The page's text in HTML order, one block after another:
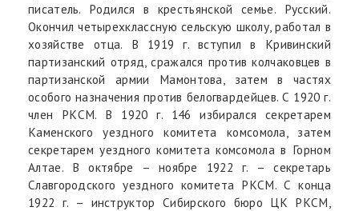
писатель. Родился в крестьянской семье. Русский.
Окончил четырехклассную сельскую школу, работал в
хозяйстве отца. В 1919 г. вступил в Кривинский
партизанский отряд, сражался против колчаковцев в
партизанской армии Мамонтова, затем в частях
особого назначения против белогвардейцев. С 1920 г.
член РКСМ. В 1920 г. 146 избирался секретарем
Каменского уездного комитета комсомола, затем
секретарем уездного комитета комсомола в Горном
Алтае. В октябре – ноябре 1922 г. – секретарь
Славгородского уездного комитета РКСМ. С конца
1922 г. – инструктор Сибирского бюро ЦК РКСМ,